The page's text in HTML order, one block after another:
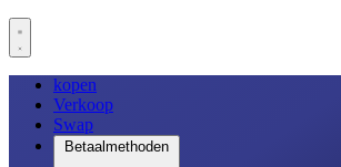
kopen
Verkoop
Swap
Betaalmethoden